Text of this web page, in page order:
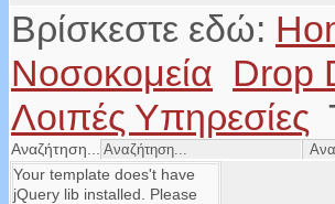
Βρίσκεστε εδώ:
Νοσοκομεία Drop
Λοιπές Υπηρεσίες
Αναζήτηση...
Your template does't have
jQuery lib installed. Please